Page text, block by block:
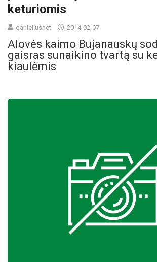
keturiomis
danieliusnet 2014-02-07
Alovės kaimo Bujanauskų
gaisras sunaikino tvartą su
kiaulėmis